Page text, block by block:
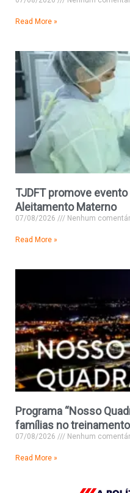
Read More »
TJDFT promove
Aleitamento Materno
07/08/2026 Nenhum
Read More »
Programa “Nosso
famílias no
07/08/2026 Nenhum
Read More »